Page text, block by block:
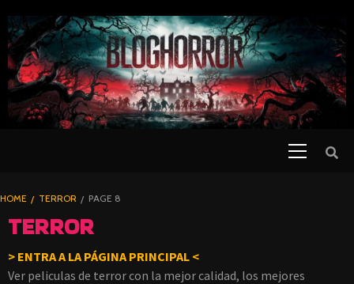
TO
CONTENT
BLOGHORROR
⋆
HOME TERROR PAGE 8
TERROR
> ENTRA A LA PÁGINA PRINCIPAL <
Ver peliculas de terror con la mejor calidad, los mejores